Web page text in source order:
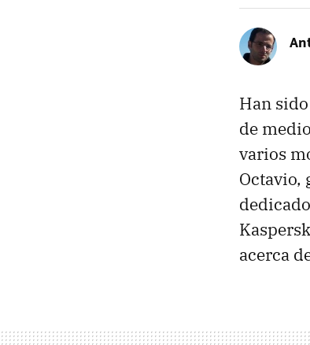
Han
de
varios
Octavio,
acerca